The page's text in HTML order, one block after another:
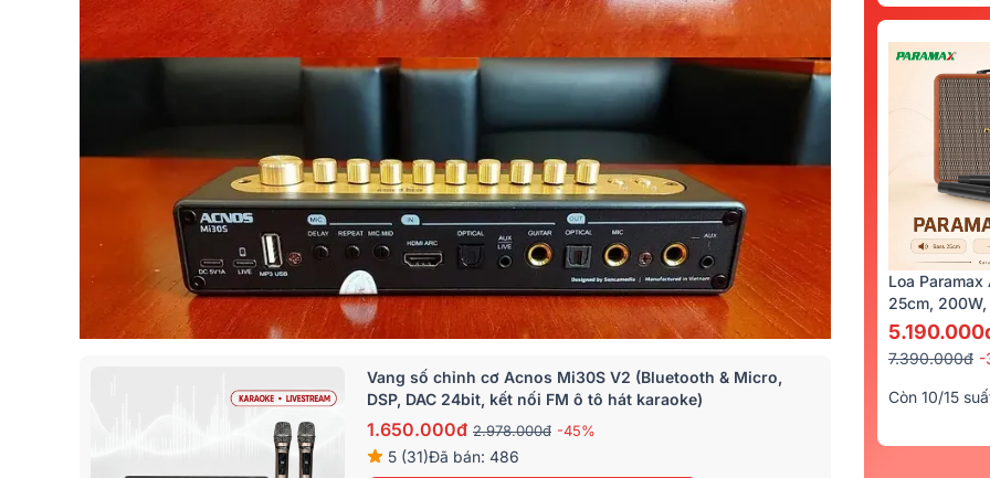
Vang số chỉnh cơ Acnos Mi30S V2 (Bluetooth & Micro,
DSP, DAC 24bit, kết nối FM ô tô hát karaoke)
1.650.000đ 2.978.000đ -45%
5 (31)Đã bán: 486
Loa
25cm,
7.390.000đ -
Còn 10/15